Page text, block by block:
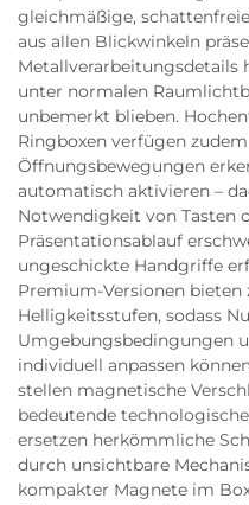
gleichmäßige,
aus allen Blickwinkeln
Metallverarbeitungsdetails
unter normalen
unbemerkt blieben.
Ringboxen verfügen
Öffnungsbewegungen
automatisch aktivieren –
Notwendigkeit von Tasten
Präsentationsablauf
ungeschickte Handgriffe
Premium-Versionen bieten
Helligkeitsstufen, sodass
Umgebungsbedingungen
individuell anpassen
stellen magnetische
bedeutende
ersetzen herkömmliche
durch unsichtbare
kompakter Magnete im